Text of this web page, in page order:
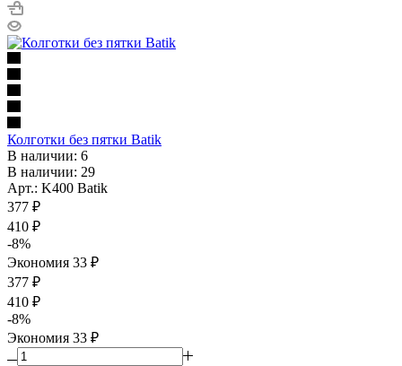
Колготки без пятки Batik
В наличии: 6
В наличии: 29
Арт.: K400 Batik
377 ₽
410 ₽
-8%
Экономия 33 ₽
377 ₽
410 ₽
-8%
Экономия 33 ₽